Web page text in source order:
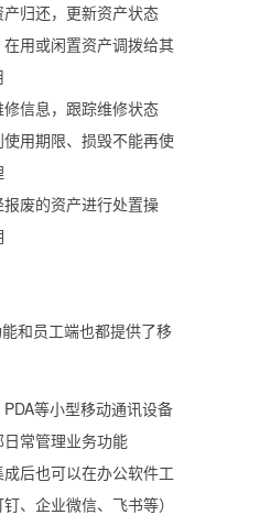
产归还，更新资产状态
在用或闲置资产调拨给其
信息，跟踪维修状态
使用期限、损毁不能再使
报废的资产进行处置操
和员工端也都提供了移
等小型移动通讯设备
常管理业务功能
后也可以在办公软件工
、企业微信、飞书等）